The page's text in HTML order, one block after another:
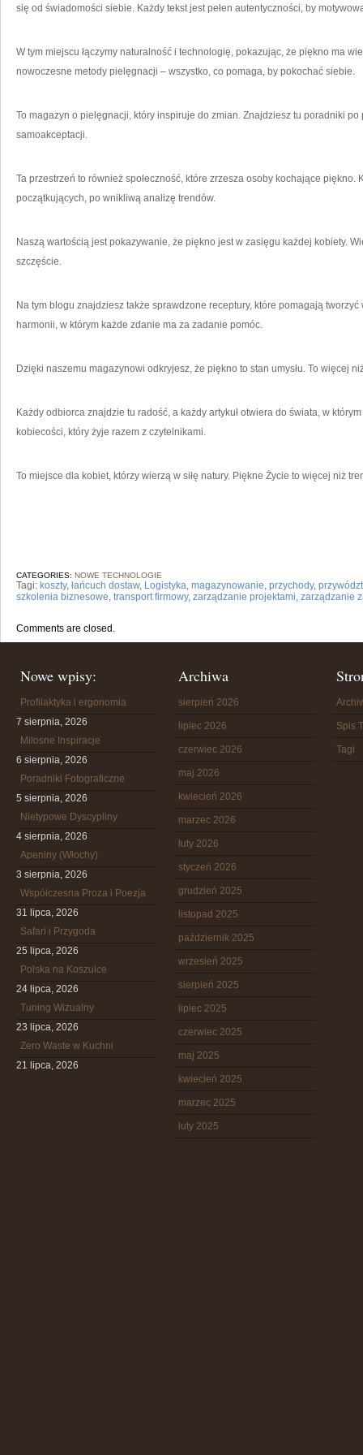
się od świadomości siebie. Każdy tekst jest pełen autentyczności, by
W tym miejscu łączymy naturalność i technologię, pokazując, że piękno ma
nowoczesne metody pielęgnacji – wszystko, co pomaga, by pokochać siebie.
To magazyn o pielęgnacji, który inspiruje do zmian. Znajdziesz tu poradniki
samoakceptacji.
Ta przestrzeń to również społeczność, które zrzesza osoby kochające
początkujących, po wnikliwą analizę trendów.
Naszą wartością jest pokazywanie, że piękno jest w zasięgu każdej kobiety.
szczęście.
Na tym blogu znajdziesz także sprawdzone receptury, które pomagają tworzyć
harmonii, w którym każde zdanie ma za zadanie pomóc.
Dzięki naszemu magazynowi odkryjesz, że piękno to stan umysłu. To więcej
Każdy odbiorca znajdzie tu radość, a każdy artykuł otwiera do świata, w
kobiecości, który żyje razem z czytelnikami.
To miejsce dla kobiet, którzy wierzą w siłę natury. Piękne Życie to więcej niż
CATEGORIES: NOWE TECHNOLOGIE
Tagi: koszty, łańcuch dostaw, Logistyka, magazynowanie, przychody,
szkolenia biznesowe, transport firmowy, zarządzanie projektami, zarządzanie
Comments are closed.
Nowe wpisy:
Profilaktyka i ergonomia
7 sierpnia, 2026
Miłosne Inspiracje
6 sierpnia, 2026
Poradniki Fotograficzne
5 sierpnia, 2026
Nietypowe Dyscypliny
4 sierpnia, 2026
Apeniny (Włochy)
3 sierpnia, 2026
Współczesna Proza i Poezja
31 lipca, 2026
Safari i Przygoda
25 lipca, 2026
Polska na Koszulce
24 lipca, 2026
Tuning Wizualny
23 lipca, 2026
Zero Waste w Kuchni
21 lipca, 2026
Archiwa
sierpień 2026
lipiec 2026
czerwiec 2026
maj 2026
kwiecień 2026
marzec 2026
luty 2026
styczeń 2026
grudzień 2025
listopad 2025
październik 2025
wrzesień 2025
sierpień 2025
lipiec 2025
czerwiec 2025
maj 2025
kwiecień 2025
marzec 2025
luty 2025
Spis
Tagi